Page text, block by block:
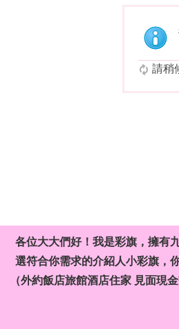
請稍
各位大大們好！我是彩旗，擁有
選符合你需求的介紹人小彩旗，
（外約飯店旅館酒店住家 見面現